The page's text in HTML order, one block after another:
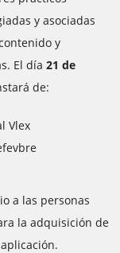
y asociadas
y
El día 21 de
de:
Vlex
a las personas
la adquisición de